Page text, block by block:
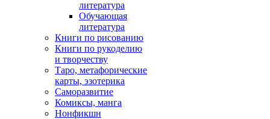
литература
Обучающая
литература
Книги по рисованию
Книги по рукоделию
и творчеству
Таро, метафорические
карты, эзотерика
Саморазвитие
Комиксы, манга
Нонфикшн